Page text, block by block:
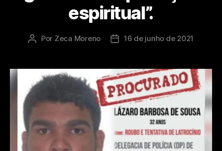
espiritual”.
Por Zeca Moreno 16 de junho de 2021